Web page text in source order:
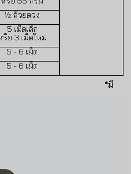
½ ถ้วยตวง
5 เม็ดเล็ก
รือ 3 เม็ดใหม่
5 - 6 เม็ด
5 - 6 เม็ด
*มี